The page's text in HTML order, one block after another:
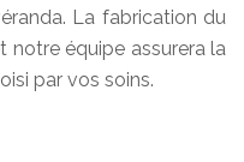
La fabrication du
notre équipe assurera la
par vos soins.